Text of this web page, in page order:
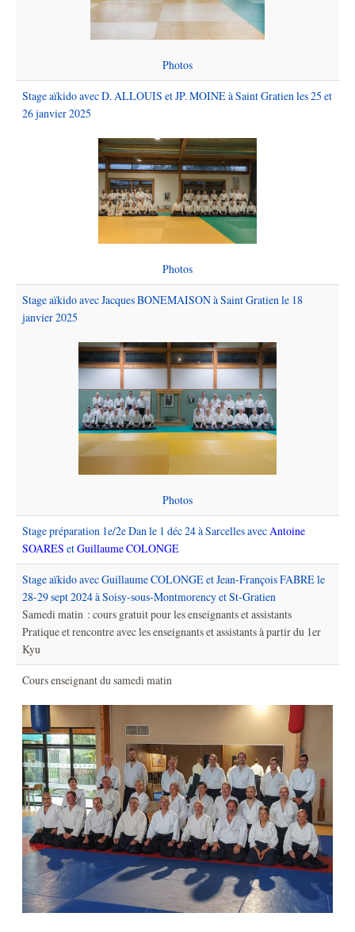
Photos
Stage aïkido avec D. ALLOUIS et JP. MOINE à Saint Gratien les 25 et
26 janvier 2025
Photos
Stage aïkido avec Jacques BONEMAISON à Saint Gratien le 18
janvier 2025
Photos
Stage préparation 1e/2e Dan le 1 déc 24 à Sarcelles avecAntoine
SOARES etGuillaume COLONGE
Stage aïkido avec Guillaume COLONGE et Jean-François FABRE le
28-29 sept 2024 à Soisy-sous-Montmorency et St-Gratien
Samedi matin : cours gratuit pour les enseignants et assistants
Pratique et rencontre avec les enseignants et assistants à partir du 1er
Kyu
Cours enseignant du samedi matin